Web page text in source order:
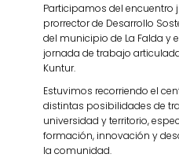
Participamos del encuentro
prorrector de Desarrollo
del municipio de La Falda y
jornada de trabajo
Kuntur.
Estuvimos recorriendo el
distintas posibilidades de
universidad y territorio,
formación, innovación y
la comunidad.